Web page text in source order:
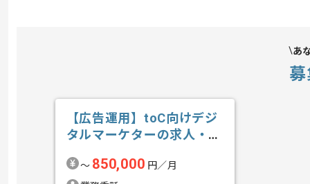
あ
【広告運用】toC向けデジ
タルマーケターの求人・案
〜 850,000 円／月